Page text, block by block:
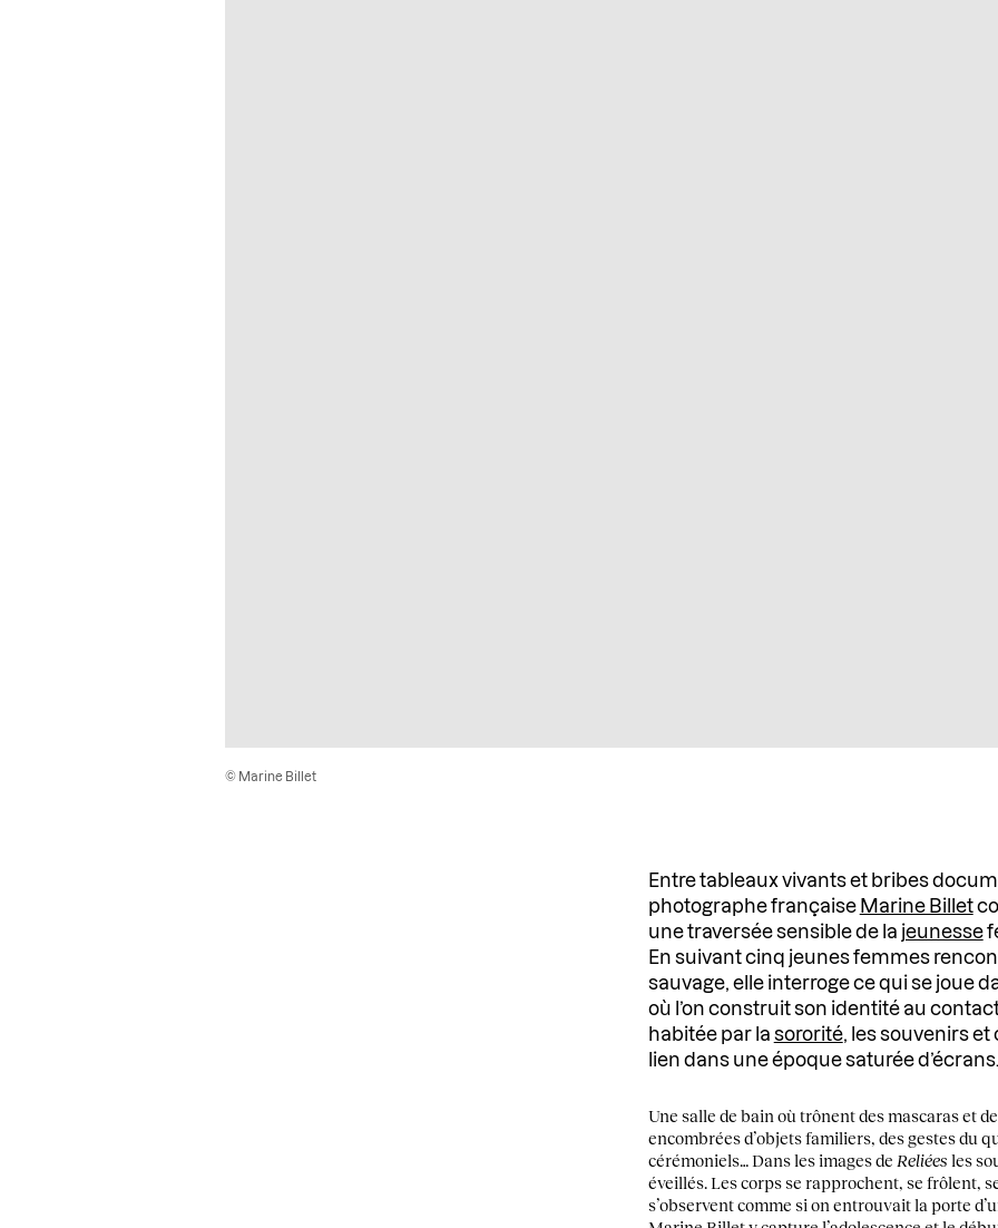
© Marine Billet
Entre tableaux vivants et bribes
photographe française Marine Billet
une traversée sensible de la jeunesse
En suivant cinq jeunes femmes
sauvage, elle interroge ce qui se joue
où l’on construit son identité au
habitée par la sororité, les souvenirs et
lien dans une époque saturée d’écrans.
Une salle de bain où trônent des mascaras et
encombrées d’objets familiers, des gestes du
cérémoniels… Dans les images de Reliées les
éveillés. Les corps se rapprochent, se frôlent,
s’observent comme si on entrouvait la porte